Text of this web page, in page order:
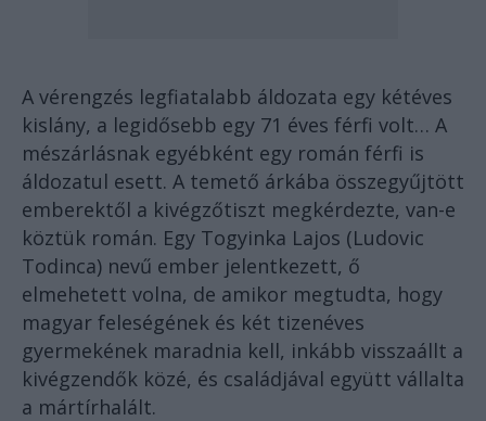
A vérengzés legfiatalabb áldozata egy kétéves
kislány, a legidősebb egy 71 éves férfi volt… A
mészárlásnak egyébként egy román férfi is
áldozatul esett. A temető árkába összegyűjtött
emberektől a kivégzőtiszt megkérdezte, van-e
köztük román. Egy Togyinka Lajos (Ludovic
Todinca) nevű ember jelentkezett, ő
elmehetett volna, de amikor megtudta, hogy
magyar feleségének és két tizenéves
gyermekének maradnia kell, inkább visszaállt a
kivégzendők közé, és családjával együtt vállalta
a mártírhalált.